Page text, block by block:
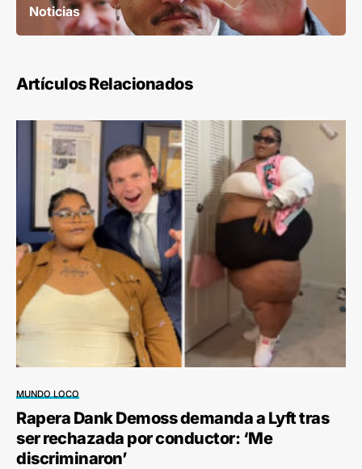
Noticias
Artículos Relacionados
MUNDO LOCO
Rapera Dank Demoss demanda a Lyft tras
ser rechazada por conductor: ‘Me
discriminaron’